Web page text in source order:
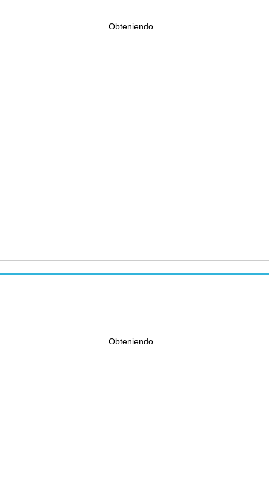
Obteniendo...
Obteniendo...